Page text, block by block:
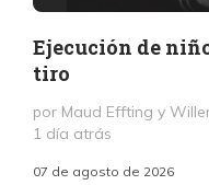
Ejecución de
tiro
por Maud Effting y
1 día atrás
07 de agosto de 2026